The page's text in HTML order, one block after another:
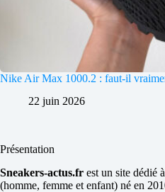
Nike Air Max 1000.2 : faut-il
22 juin 2026
Présentation
Sneakers-actus.fr est un site dédié
(homme, femme et enfant) né en